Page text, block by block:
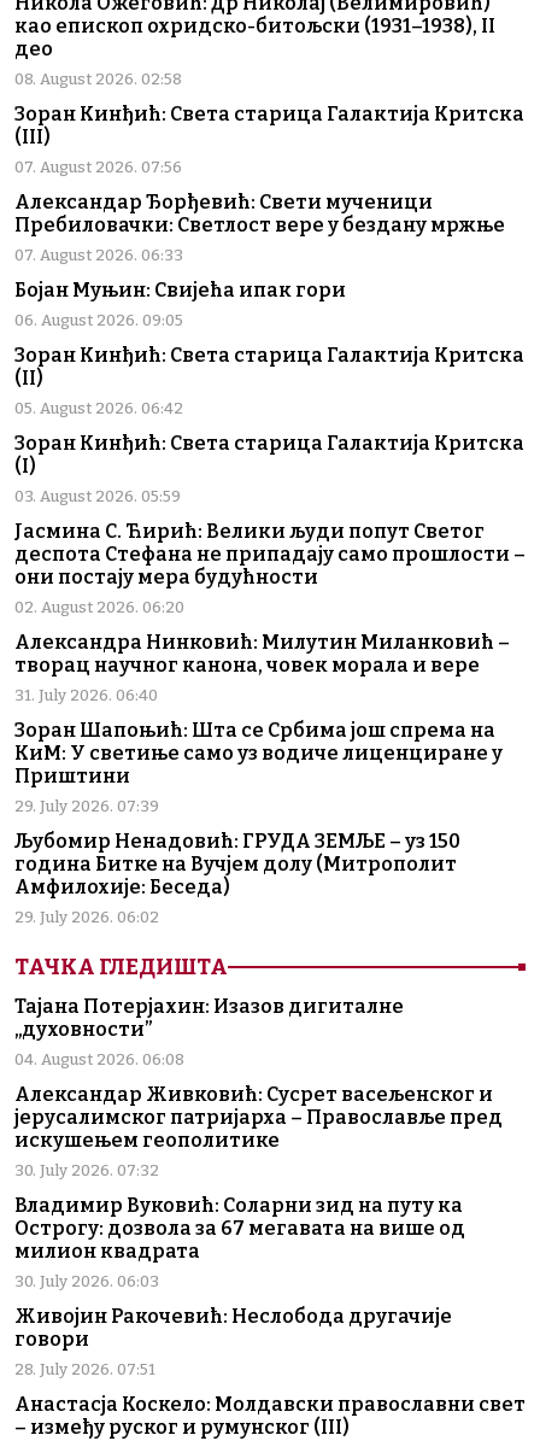
као епископ охридско-битољски (1931–1938), II
део
08. August 2026. 02:58
Зоран Кинђић: Света старица Галактија Критска
(III)
07. August 2026. 07:56
Александар Ђорђевић: Свети мученици
Пребиловачки: Светлост вере у бездану мржње
07. August 2026. 06:33
Бојан Муњин: Свијећа ипак гори
06. August 2026. 09:05
Зоран Кинђић: Света старица Галактија Критска
(II)
05. August 2026. 06:42
Зоран Кинђић: Света старица Галактија Критска
(I)
03. August 2026. 05:59
Јасмина С. Ћирић: Велики људи попут Светог
деспота Стефана не припадају само прошлости –
они постају мера будућности
02. August 2026. 06:20
Александра Нинковић: Милутин Миланковић –
творац научног канона, човек морала и вере
31. July 2026. 06:40
Зоран Шапоњић: Шта се Србима још спрема на
КиМ: У светиње само уз водиче лиценциране у
Приштини
29. July 2026. 07:39
Љубомир Ненадовић: ГРУДА ЗЕМЉЕ – уз 150
година Битке на Вучјем долу (Митрополит
Амфилохије: Беседа)
29. July 2026. 06:02
ТАЧКА ГЛЕДИШТА
Тајана Потерјахин: Изазов дигиталне
„духовности”
04. August 2026. 06:08
Александар Живковић: Сусрет васељенског и
јерусалимског патријарха – Православље пред
искушењем геополитике
30. July 2026. 07:32
Владимир Вуковић: Соларни зид на путу ка
Острогу: дозвола за 67 мегавата на више од
милион квадрата
30. July 2026. 06:03
Живојин Ракочевић: Неслобода другачије
говори
28. July 2026. 07:51
Анастасја Коскело: Молдавски православни свет
– између руског и румунског (III)